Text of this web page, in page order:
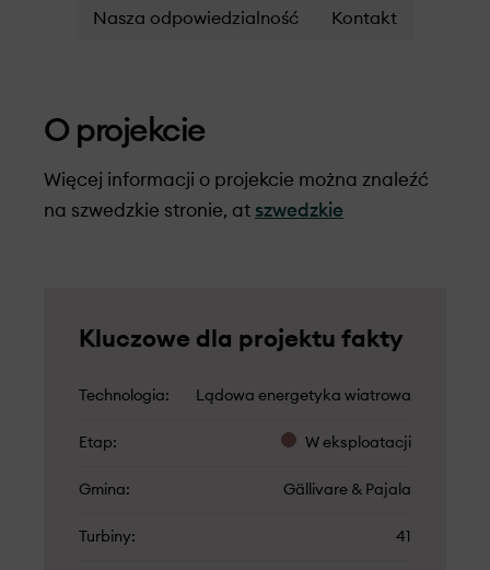
Nasza odpowiedzialność Kontakt
O projekcie
Więcej informacji o projekcie można znaleźć
na szwedzkie stronie, at szwedzkie
Kluczowe dla projektu fakty
Technologia Lądowa energetyka wiatrowa
Etap W eksploatacji
Gmina Gällivare & Pajala
Turbiny 41